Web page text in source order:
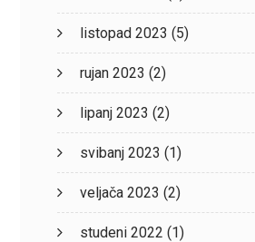
listopad 2023 (5)
rujan 2023 (2)
lipanj 2023 (2)
svibanj 2023 (1)
veljača 2023 (2)
studeni 2022 (1)